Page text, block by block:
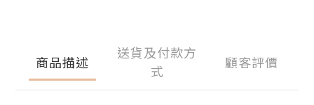
商品描述
送貨及付款方
式
顧客評價